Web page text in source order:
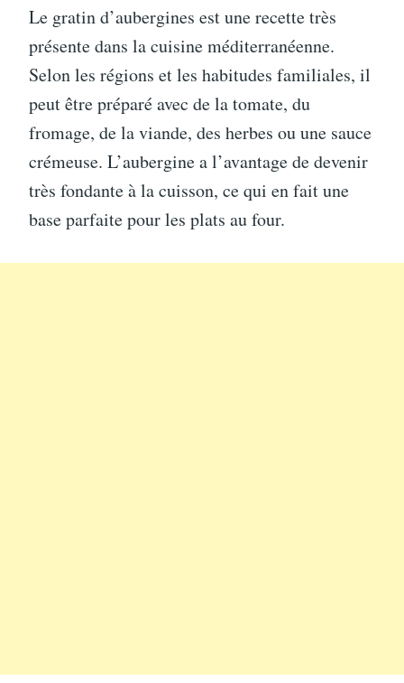
Le gratin d’aubergines est une recette très
présente dans la cuisine méditerranéenne.
Selon les régions et les habitudes familiales, il
peut être préparé avec de la tomate, du
fromage, de la viande, des herbes ou une sauce
crémeuse. L’aubergine a l’avantage de devenir
très fondante à la cuisson, ce qui en fait une
base parfaite pour les plats au four.